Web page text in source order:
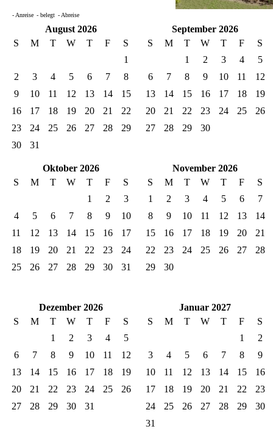
- Anreise - belegt - Abreise
August 2026
S
M T W T F
S
1
2
3 4 5 6 7
8
9
10 11 12 13 14
15
16
17 18 19 20 21
22
23
24 25 26 27 28
29
30
31
September 2026
S
M T W T F
S
1
2 3 4
5
6
7 8 9 10 11
12
13
14 15 16 17 18
19
20
21 22 23 24 25
26
27
28 29 30
Oktober 2026
S
M T W T F
S
1
2
3
4
5 6 7 8 9
10
11
12 13 14 15 16
17
18
19 20 21 22 23
24
25
26 27 28 29 30 31
November 2026
S
M T W T F
S
1
2 3 4 5 6
7
8
9 10 11 12 13
14
15
16 17 18 19 20
21
22
23 24 25 26 27
28
29
30
Dezember 2026
S
M T W T F
S
1
2 3 4
5
6
7 8 9 10 11
12
13
14 15 16 17 18
19
20
21 22 23 24 25
26
27
28 29 30 31
Januar 2027
S
M T W T F
S
1
2
3
4 5 6 7 8
9
10
11 12 13 14 15
16
17
18 19 20 21 22
23
24
25 26 27 28 29
30
31